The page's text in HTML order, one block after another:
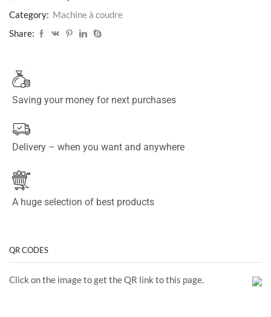
Category: Machine à coudre
Share:
Saving your money for next purchases
Delivery – when you want and anywhere
A huge selection of best products
QR CODES
Click on the image to get the QR link to this page.